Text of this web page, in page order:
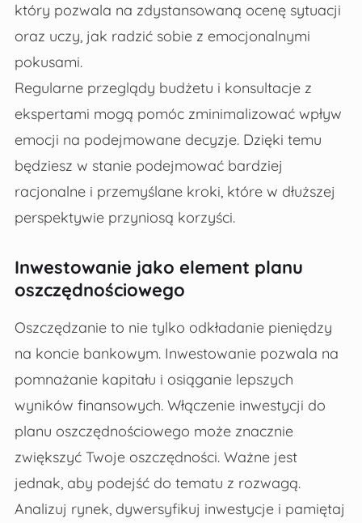
który pozwala na zdystansowaną ocenę sytuacji
oraz uczy, jak radzić sobie z emocjonalnymi
pokusami.
Regularne przeglądy budżetu i konsultacje z
ekspertami mogą pomóc zminimalizować wpływ
emocji na podejmowane decyzje. Dzięki temu
będziesz w stanie podejmować bardziej
racjonalne i przemyślane kroki, które w dłuższej
perspektywie przyniosą korzyści.
Inwestowanie jako element planu
oszczędnościowego
Oszczędzanie to nie tylko odkładanie pieniędzy
na koncie bankowym. Inwestowanie pozwala na
pomnażanie kapitału i osiąganie lepszych
wyników finansowych. Włączenie inwestycji do
planu oszczędnościowego może znacznie
zwiększyć Twoje oszczędności. Ważne jest
jednak, aby podejść do tematu z rozwagą.
Analizuj rynek, dywersyfikuj inwestycje i pamiętaj